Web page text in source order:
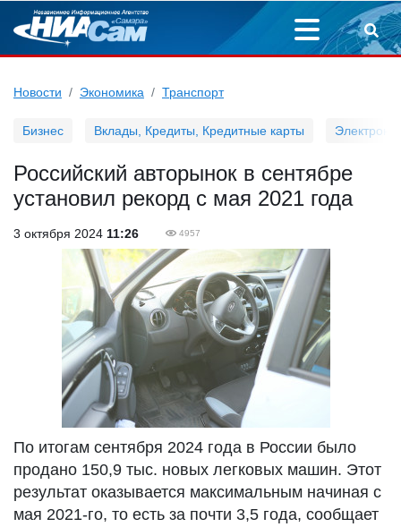
Новости Экономика Транспорт
Бизнес Вклады, Кредиты, Кредитные карты
Российский авторынок в сентябре
установил рекорд с мая 2021 года
3 октября 2024 11:26 4957
По итогам сентября 2024 года в России было
продано 150,9 тыс. новых легковых машин. Этот
результат оказывается максимальным начиная с
мая 2021-го, то есть за почти 3,5 года, сообщает